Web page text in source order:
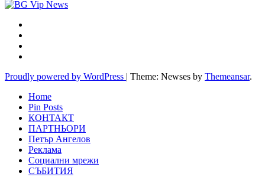
Proudly powered by WordPress | Theme: Newses by Themeansar.
Home
Pin Posts
КОНТАКТ
ПАРТНЬОРИ
Петър Ангелов
Реклама
Социални мрежи
СЪБИТИЯ